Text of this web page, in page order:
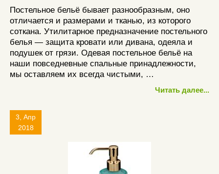
Постельное бельё бывает разнообразным, оно
отличается и размерами и тканью, из которого
соткана. Утилитарное предназначение постельного
белья — защита кровати или дивана, одеяла и
подушек от грязи. Одевая постельное бельё на
наши повседневные спальные принадлежности,
мы оставляем их всегда чистыми, …
Читать далее...
3, Апр
2018